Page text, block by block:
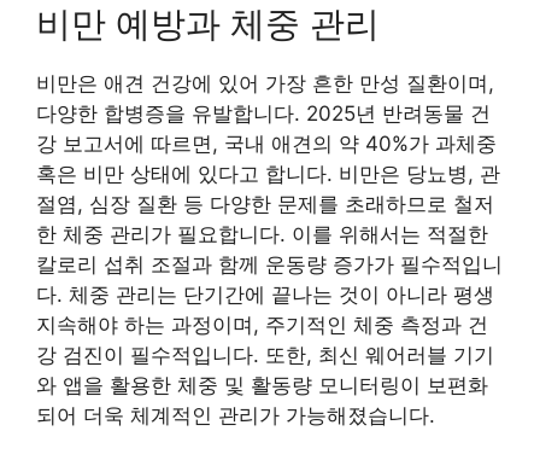
비만 예방과 체중 관리
비만은 애견 건강에 있어 가장 흔한 만성 질환이며,
다양한 합병증을 유발합니다. 2025년 반려동물 건
강 보고서에 따르면, 국내 애견의 약 40%가 과체중
혹은 비만 상태에 있다고 합니다. 비만은 당뇨병, 관
절염, 심장 질환 등 다양한 문제를 초래하므로 철저
한 체중 관리가 필요합니다. 이를 위해서는 적절한
칼로리 섭취 조절과 함께 운동량 증가가 필수적입니
다. 체중 관리는 단기간에 끝나는 것이 아니라 평생
지속해야 하는 과정이며, 주기적인 체중 측정과 건
강 검진이 필수적입니다. 또한, 최신 웨어러블 기기
와 앱을 활용한 체중 및 활동량 모니터링이 보편화
되어 더욱 체계적인 관리가 가능해졌습니다.